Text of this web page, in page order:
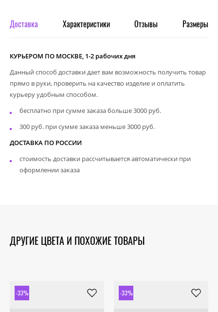
ЗАКАЗ
Доставка Характеристики Отзывы Размеры
КУРЬЕРОМ ПО МОСКВЕ, 1-2 рабочих дня
Данный способ доставки дает вам возможность получить товар
прямо в руки, проверить на качество изделие и оплатить
курьеру удобным способом.
бесплатно при сумме заказа больше 3000 руб.
300 руб. при сумме заказа меньше 3000 руб.
ДОСТАВКА ПО РОССИИ
стоимость доставки рассчитывается автоматически при
оформлении заказа
ДРУГИЕ ЦВЕТА И ПОХОЖИЕ ТОВАРЫ
-33% -33%